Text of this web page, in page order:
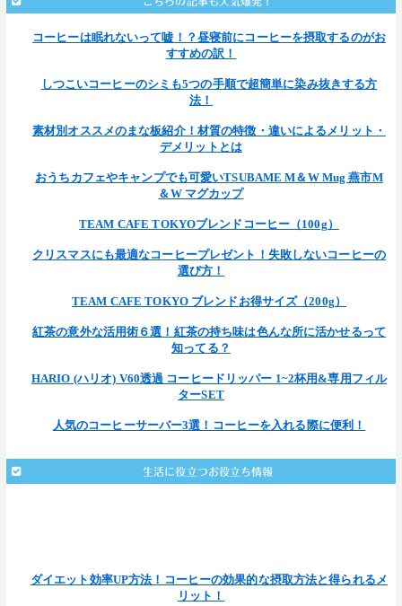
コーヒーは眠れないって嘘！？昼寝前にコーヒーを摂取するのがお
すすめの訳！
しつこいコーヒーのシミも5つの手順で超簡単に染み抜きする方
法！
素材別オススメのまな板紹介！材質の特徴・違いによるメリット・
デメリットとは
おうちカフェやキャンプでも可愛いTSUBAME M＆W Mug 燕市M
＆W マグカップ
TEAM CAFE TOKYOブレンドコーヒー（100g）
クリスマスにも最適なコーヒープレゼント！失敗しないコーヒーの
選び方！
TEAM CAFE TOKYO ブレンドお得サイズ（200g）
紅茶の意外な活用術６選！紅茶の持ち味は色んな所に活かせるって
知ってる？
HARIO (ハリオ) V60透過 コーヒードリッパー 1~2杯用&専用フィル
ターSET
人気のコーヒーサーバー3選！コーヒーを入れる際に便利！
生活に役立つお役立ち情報
ダイエット効率UP方法！コーヒーの効果的な摂取方法と得られるメ
リット！